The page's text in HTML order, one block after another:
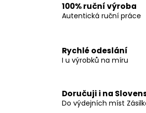
100% ruční výroba
Autentická ruční práce
Rychlé odeslání
I u výrobků na míru
Doručuji i na
Do výdejních míst